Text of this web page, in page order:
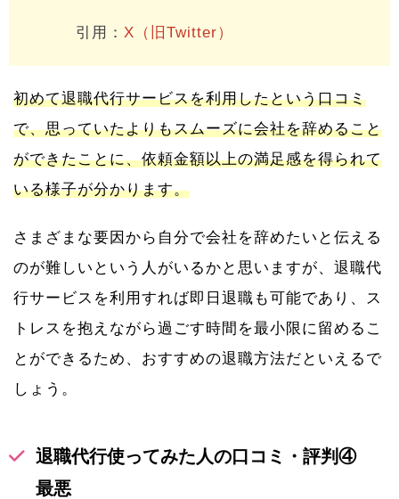
引用： X（旧Twitter）
初めて退職代行サービスを利用したという口コミ
で、思っていたよりもスムーズに会社を辞めること
ができたことに、依頼金額以上の満足感を得られて
いる様子が分かります。
さまざまな要因から自分で会社を辞めたいと伝える
のが難しいという人がいるかと思いますが、退職代
行サービスを利用すれば即日退職も可能であり、ス
トレスを抱えながら過ごす時間を最小限に留めるこ
とができるため、おすすめの退職方法だといえるで
しょう。
退職代行使ってみた人の口コミ・評判④
最悪